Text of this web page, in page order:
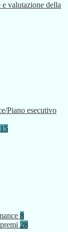
valutazione della
Piano esecutivo
15
8
28